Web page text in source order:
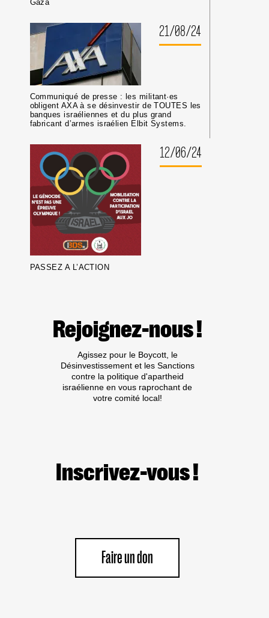
Gaza
21/08/24
Communiqué de presse : les militant·es
obligent AXA à se désinvestir de TOUTES les
banques israéliennes et du plus grand
fabricant d’armes israélien Elbit Systems.
12/06/24
PASSEZ A L’ACTION
Rejoignez-nous !
Agissez pour le Boycott, le
Désinvestissement et les Sanctions
contre la politique d'apartheid
israélienne en vous raprochant de
votre comité local!
Inscrivez-vous !
Faire un don